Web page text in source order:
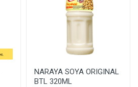
NARAYA SOYA ORIGINAL
BTL 320ML